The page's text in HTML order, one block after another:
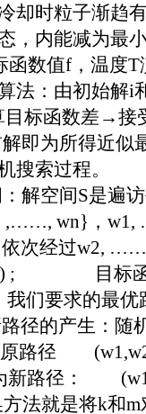
却时粒子渐趋
，内能减为最
函数值f，温度
法：由初始解i
标函数差→接
即为所得近似
机搜索过程。
空间S是遍访
,……, wn}，
次经过w2,
n) ; 目标函
求的最优路
产生：随机
原路径
路径：
法就是将k和